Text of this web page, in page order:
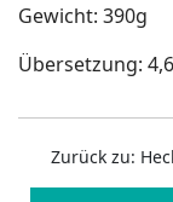
Gewicht: 390g
Übersetzung:
Zurück zu: